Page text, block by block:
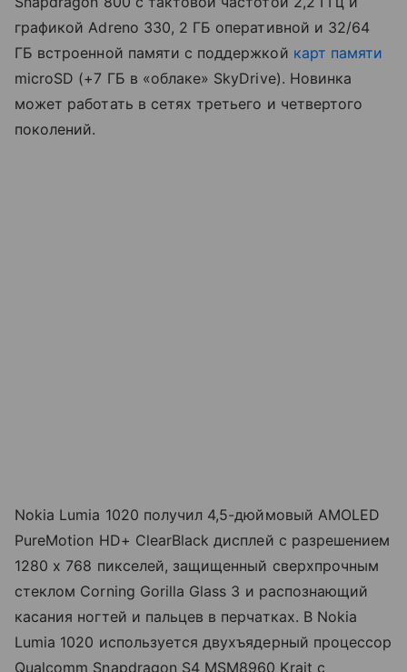
графикой Adreno 330, 2 ГБ оперативной и 32/64
ГБ встроенной памяти с поддержкой карт памяти
microSD (+7 ГБ в «облаке» SkyDrive). Новинка
может работать в сетях третьего и четвертого
поколений.
Nokia Lumia 1020 получил 4,5-дюймовый AMOLED
PureMotion HD+ ClearBlack дисплей с разрешением
1280 x 768 пикселей, защищенный сверхпрочным
стеклом Corning Gorilla Glass 3 и распознающий
касания ногтей и пальцев в перчатках. В Nokia
Lumia 1020 используется двухъядерный процессор
Qualcomm Snapdragon S4 MSM8960 Krait с